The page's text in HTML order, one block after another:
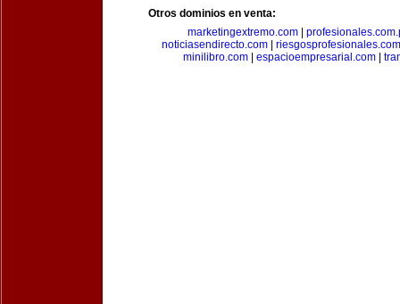
Otros dominios en venta:
marketingextremo.com|
noticiasendirecto.com
riesgosprofesionales.com
minilibro.com| espacioempresarial.com|